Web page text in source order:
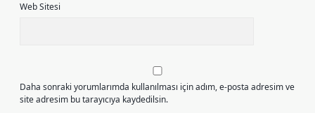
Web Sitesi
Daha sonraki yorumlarımda kullanılması için adım, e-posta adresim ve
site adresim bu tarayıcıya kaydedilsin.